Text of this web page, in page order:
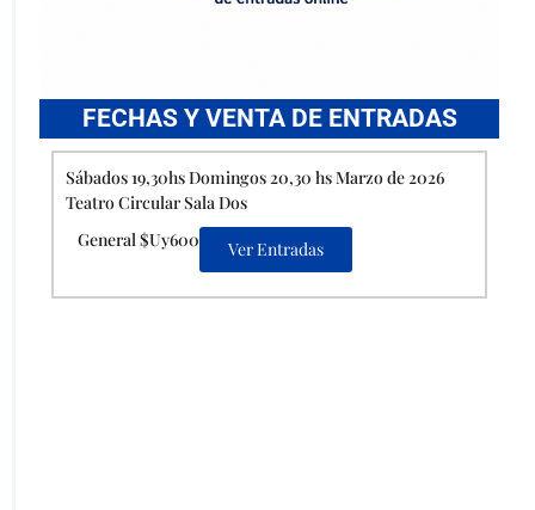
FECHAS Y VENTA DE ENTRADAS
Sábados 19,30hs Domingos 20,30 hs Marzo de 2026
Teatro Circular Sala Dos
General $Uy600
Ver Entradas